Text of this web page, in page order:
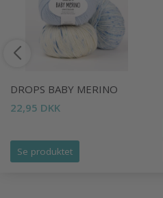
DROPS BABY MERINO
22,95 DKK
Se produktet